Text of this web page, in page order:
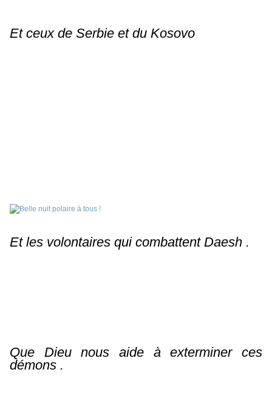
Et ceux de Serbie et du Kosovo
Et les volontaires qui combattent Daesh .
Que Dieu nous aide à exterminer ces
démons .